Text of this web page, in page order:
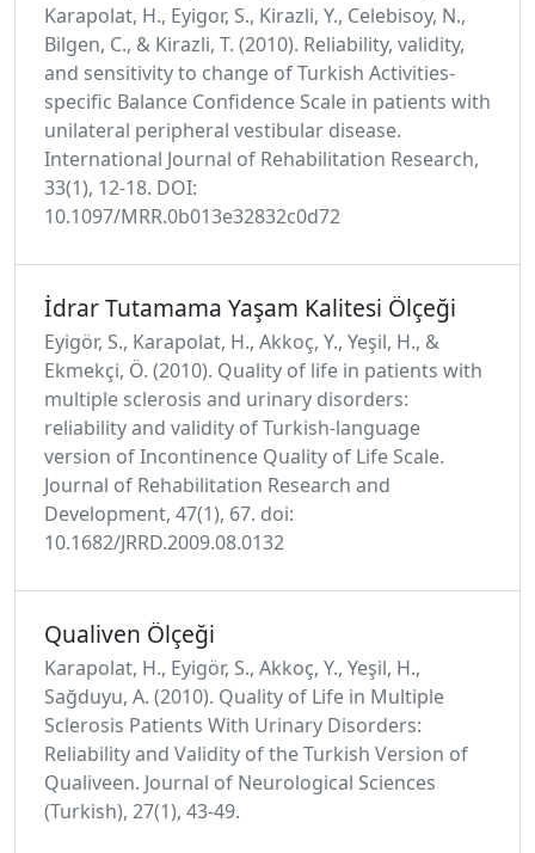
Karapolat, H., Eyigor, S., Kirazli, Y., Celebisoy, N.,
Bilgen, C., & Kirazli, T. (2010). Reliability, validity,
and sensitivity to change of Turkish Activities-
specific Balance Confidence Scale in patients with
unilateral peripheral vestibular disease.
International Journal of Rehabilitation Research,
33(1), 12-18. DOI:
10.1097/MRR.0b013e32832c0d72
İdrar Tutamama Yaşam Kalitesi Ölçeği
Eyigör, S., Karapolat, H., Akkoç, Y., Yeşil, H., &
Ekmekçi, Ö. (2010). Quality of life in patients with
multiple sclerosis and urinary disorders:
reliability and validity of Turkish-language
version of Incontinence Quality of Life Scale.
Journal of Rehabilitation Research and
Development, 47(1), 67. doi:
10.1682/JRRD.2009.08.0132
Qualiven Ölçeği
Karapolat, H., Eyigör, S., Akkoç, Y., Yeşil, H.,
Sağduyu, A. (2010). Quality of Life in Multiple
Sclerosis Patients With Urinary Disorders:
Reliability and Validity of the Turkish Version of
Qualiveen. Journal of Neurological Sciences
(Turkish), 27(1), 43-49.